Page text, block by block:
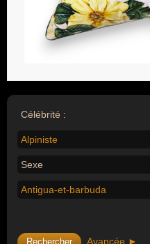
Célébrité :
Alpiniste
Sexe
Antigua-et-barbuda
Avancée ►